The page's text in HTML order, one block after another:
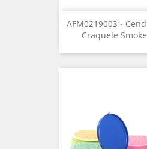
AFM0219003 -
Craquele